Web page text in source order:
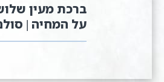
ברכת מעין
על המחיה |